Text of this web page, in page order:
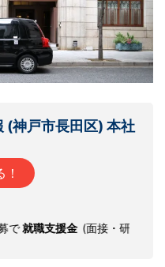
(神戸市長田区) 本社
援金(面接・研修交通費)を独